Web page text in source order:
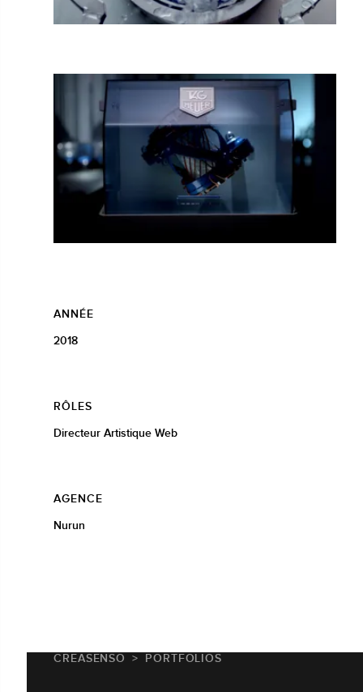
ANNÉE
2018
RÔLES
Directeur Artistique Web
AGENCE
Nurun
CREASENSO PORTFOLIOS